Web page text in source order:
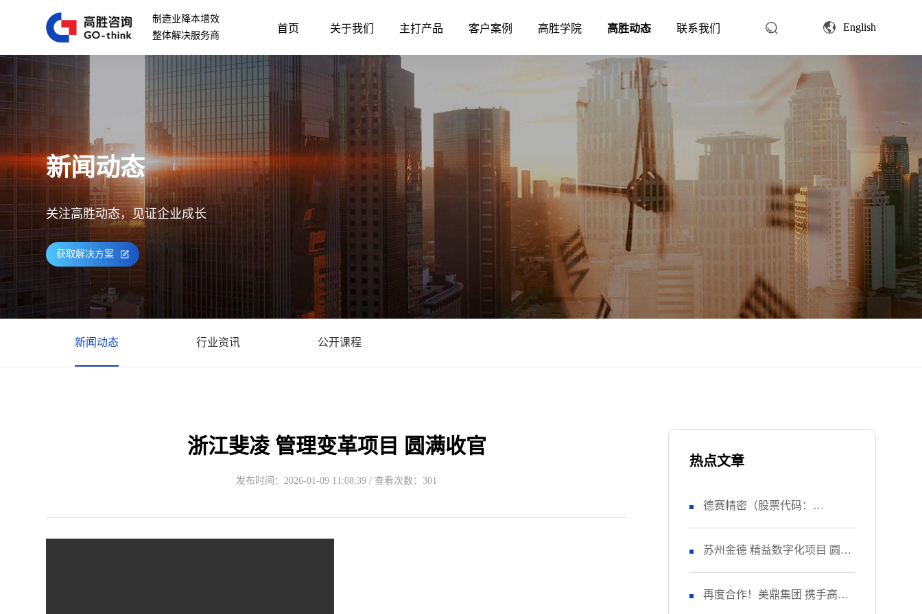
制造业降本增效
整体解决服务商
首页 关于我们 主打产品 客户案例 高胜学院 高胜动态 联系我们 English
新闻动态
关注高胜动态，见证企业成长
获取解决方案
新闻动态 行业资讯 公开课程
浙江斐凌 管理变革项目 圆满收官
发布时间：2026-01-09 11:08:39 / 查看次数：301
热点文章
德赛精密（股票代码：
SZ000049） 正式启动 管理升级
&精益注塑项目！
苏州金德 精益数字化项目 圆满
收官
再度合作！美鼎集团 携手高胜